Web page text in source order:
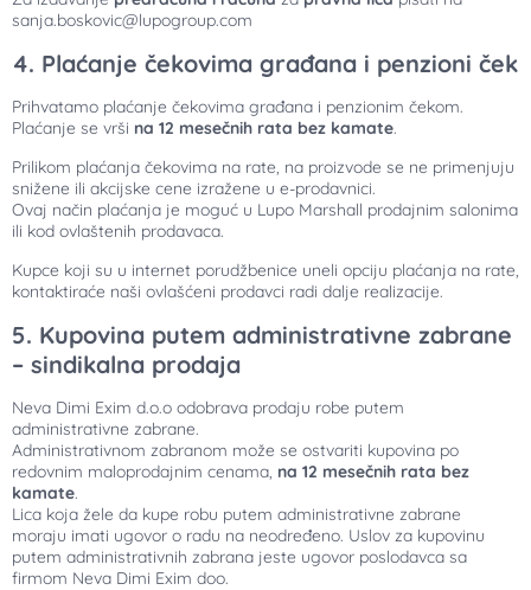
sanja.boskovic@lupogroup.com
4. Plaćanje čekovima građana i penzioni ček
Prihvatamo plaćanje čekovima građana i penzionim čekom.
Plaćanje se vrši na 12 mesečnih rata bez kamate.
Prilikom plaćanja čekovima na rate, na proizvode se ne primenjuju
snižene ili akcijske cene izražene u e-prodavnici.
Ovaj način plaćanja je moguć u Lupo Marshall prodajnim salonima
ili kod ovlaštenih prodavaca.
Kupce koji su u internet porudžbenice uneli opciju plaćanja na rate,
kontaktiraće naši ovlašćeni prodavci radi dalje realizacije.
5. Kupovina putem administrativne zabrane
– sindikalna prodaja
Neva Dimi Exim d.o.o odobrava prodaju robe putem
administrativne zabrane.
Administrativnom zabranom može se ostvariti kupovina po
redovnim maloprodajnim cenama, na 12 mesečnih rata bez
kamate.
Lica koja žele da kupe robu putem administrativne zabrane
moraju imati ugovor o radu na neodređeno. Uslov za kupovinu
putem administrativnih zabrana jeste ugovor poslodavca sa
firmom Neva Dimi Exim doo.